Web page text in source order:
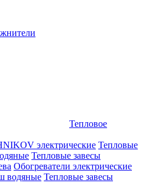
Тепловое
электрические Тепловые
Тепловые завесы
Обогреватели электрические
водяные Тепловые завесы